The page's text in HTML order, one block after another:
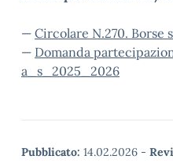
— Circolare N.270. Borse
— Domanda
a_s_2025_2026
Pubblicato: 14.02.2026 -